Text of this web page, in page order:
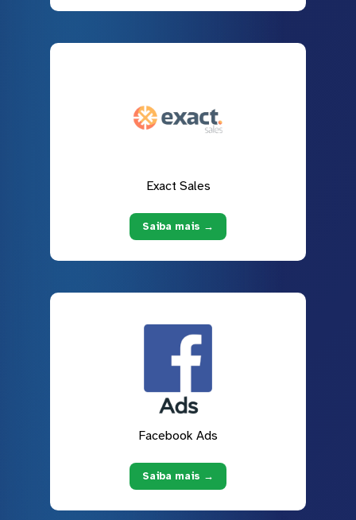
Exact Sales
Saiba mais →
Facebook Ads
Saiba mais →